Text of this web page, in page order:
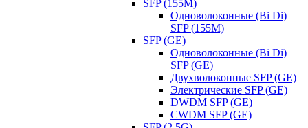
SFP (155M)
Одноволоконные (Bi Di)
SFP (155M)
SFP (GE)
Одноволоконные (Bi Di)
SFP (GE)
Двухволоконные SFP (GE)
Электрические SFP (GE)
DWDM SFP (GE)
CWDM SFP (GE)